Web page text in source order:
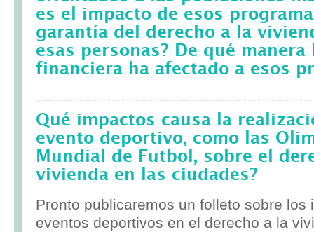
es el impacto de esos
garantía del derecho a la
esas personas? De qué
financiera ha afectado a esos
Qué impactos causa la
evento deportivo, como las
Mundial de Futbol, sobre el
vivienda en las ciudades?
Pronto publicaremos un folleto sobre los
eventos deportivos en el derecho a la